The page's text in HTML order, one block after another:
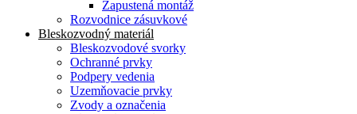
Zapustená montáž
Rozvodnice zásuvkové
Bleskozvodný materiál
Bleskozvodové svorky
Ochranné prvky
Podpery vedenia
Uzemňovacie prvky
Zvody a označenia